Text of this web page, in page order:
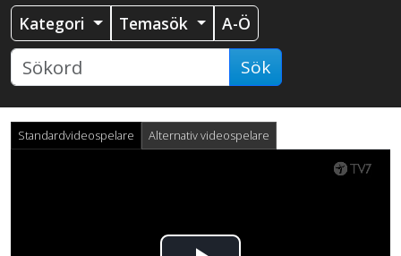
Kategori Temasök A-Ö
Sök
Standardvideospelare Alternativ videospelare